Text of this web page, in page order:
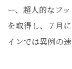
ー、超人的なフ
を取得し、７月
インでは異例の速